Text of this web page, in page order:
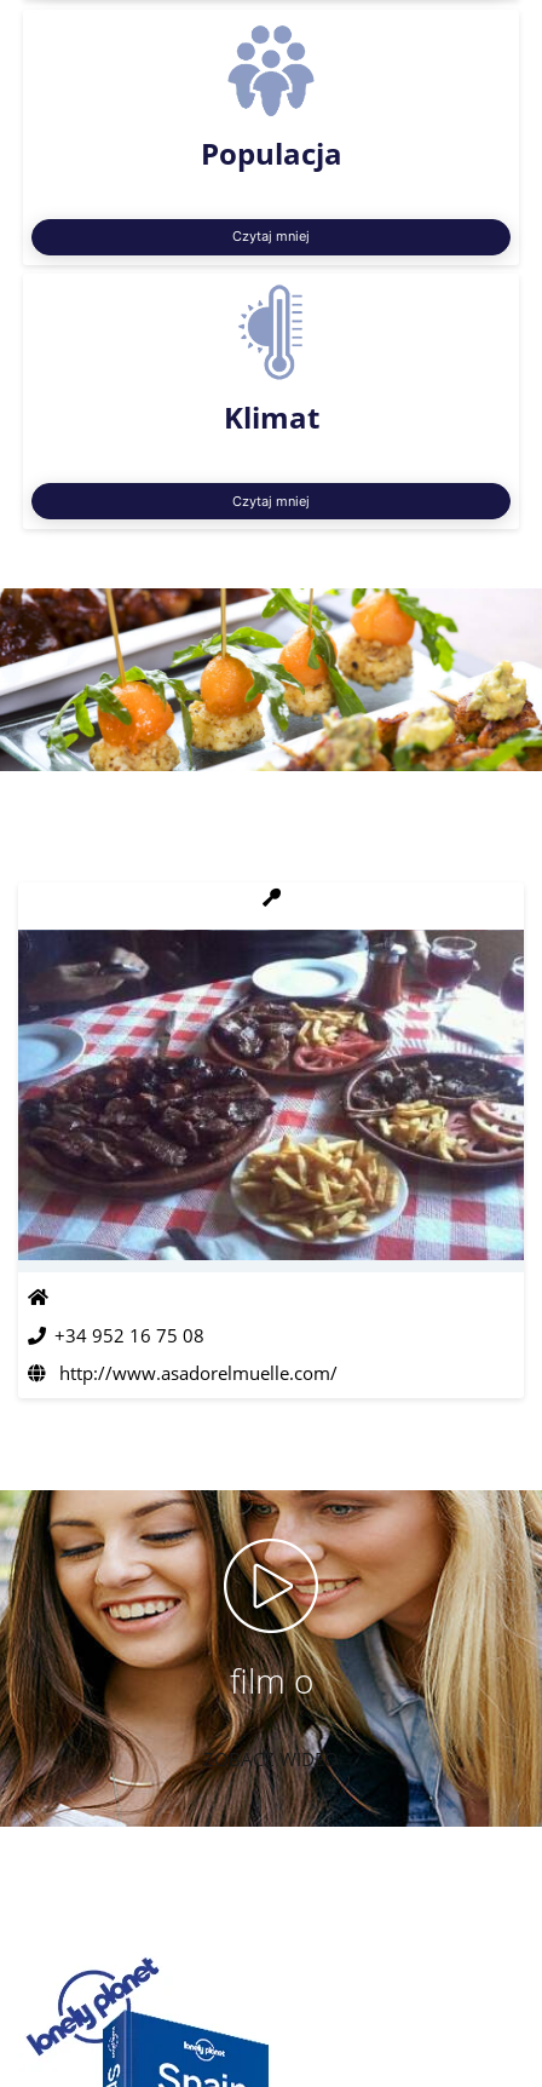
Populacja
Czytaj mniej
Klimat
Czytaj mniej
+34 952 16 75 08
http://www.asadorelmuelle.com/
film o
ZOBACZ WIDEO